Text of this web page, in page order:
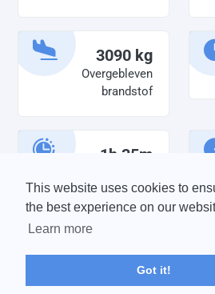
This website uses cookies to
the best experience on our
Learn more
Got it!
3090 kg
Overgebleven
brandstof
1h 35m
DISCLAIMER: V-Bird Virtual Airlines
wijze aansprakelijkheid aanvaarden
schade die is ontstaan ten gevolge
informatie op deze website.
© 2004 - 2026 V-Bird Virtual Airlines
Powered byphpVMS